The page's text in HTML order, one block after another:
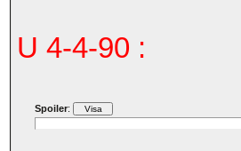
U 4-4-90 :
Spoiler: